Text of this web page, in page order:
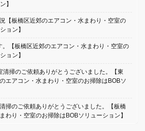
】
【板橋区近郊のエアコン・水まわり・空室の
ョン】
【板橋区近郊のエアコン・水まわり・空室の
ョン】
掃のご依頼ありがとうございました。【東
エアコン・水まわり・空室のお掃除はBOBソ
掃のご依頼ありがとうございました。【板橋
わり・空室のお掃除はBOBソリューション】